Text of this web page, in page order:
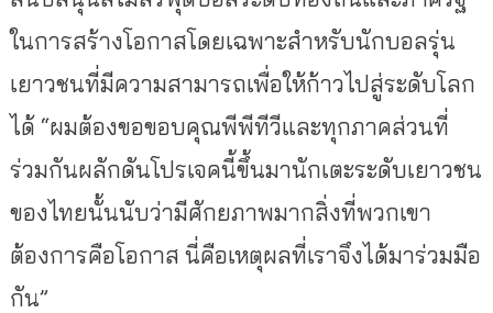
ในการสร้างโอกาสโดยเฉพาะสำหรับนักบอลรุ่น
เยาวชนที่มีความสามารถเพื่อให้ก้าวไปสู่ระดับโลก
ได้ “ผมต้องขอขอบคุณพีพีทีวีและทุกภาคส่วนที่
ร่วมกันผลักดันโปรเจคนี้ขึ้นมานักเตะระดับเยาวชน
ของไทยนั้นนับว่ามีศักยภาพมากสิ่งที่พวกเขา
ต้องการคือโอกาส นี่คือเหตุผลที่เราจึงได้มาร่วมมือ
กัน”